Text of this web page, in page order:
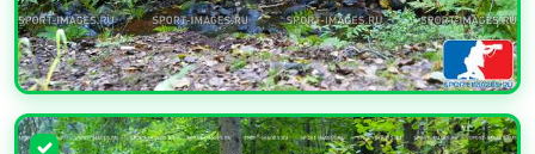
УВЕЛИЧИТЬ